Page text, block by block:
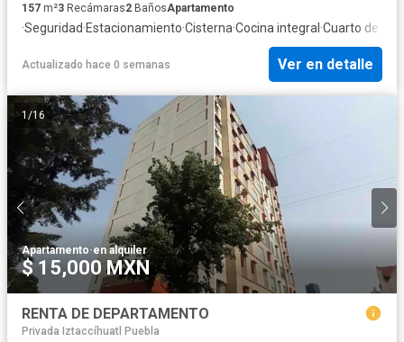
157 m²3 Recámaras2 BañosApartamento
·Seguridad·Estacionamiento·Cisterna·Cocina integral ·Cuarto de
Actualizado hace 0 semanas Ver en detalle
1 /16
Apartamento·en alquiler
$ 15,000 MXN
RENTA DE DEPARTAMENTO
Privada Iztaccíhuatl Puebla